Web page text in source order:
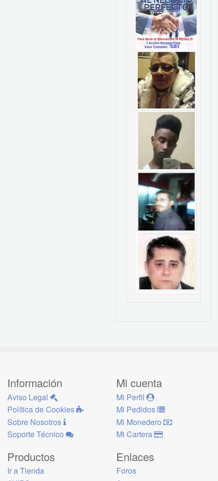
Información
Aviso Legal
Política de Cookies
Sobre Nosotros
Soporte Técnico
Mi cuenta
Mi Perfil
Mi Pedidos
Mi Monedero
Mi Cartera
Productos
Ir a Tienda
Enlaces
Foros